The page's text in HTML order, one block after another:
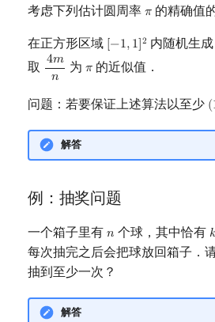
考虑下列估计圆周率 𝜋
π 的精确值
在正方形区域 [−1,1]2
[−1,1] 2 内随机生
取 4𝑚
𝑛
4mn 为𝜋
π 的近似值．
问题：若要保证上述算法以至少 (
(
解答
例：抽奖问题
一个箱子里有 𝑛
n 个球，其中恰有 𝑘
k
每次抽完之后会把球放回箱子．
抽到至少一次？
解答